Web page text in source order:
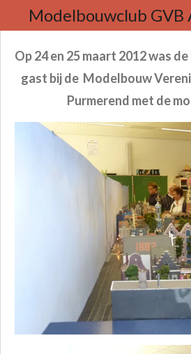
direct
naar
Modelbouwclub GVB
Op 24 en 25 maart 2012 was
gast bij de Modelbouw
Purmerend met de